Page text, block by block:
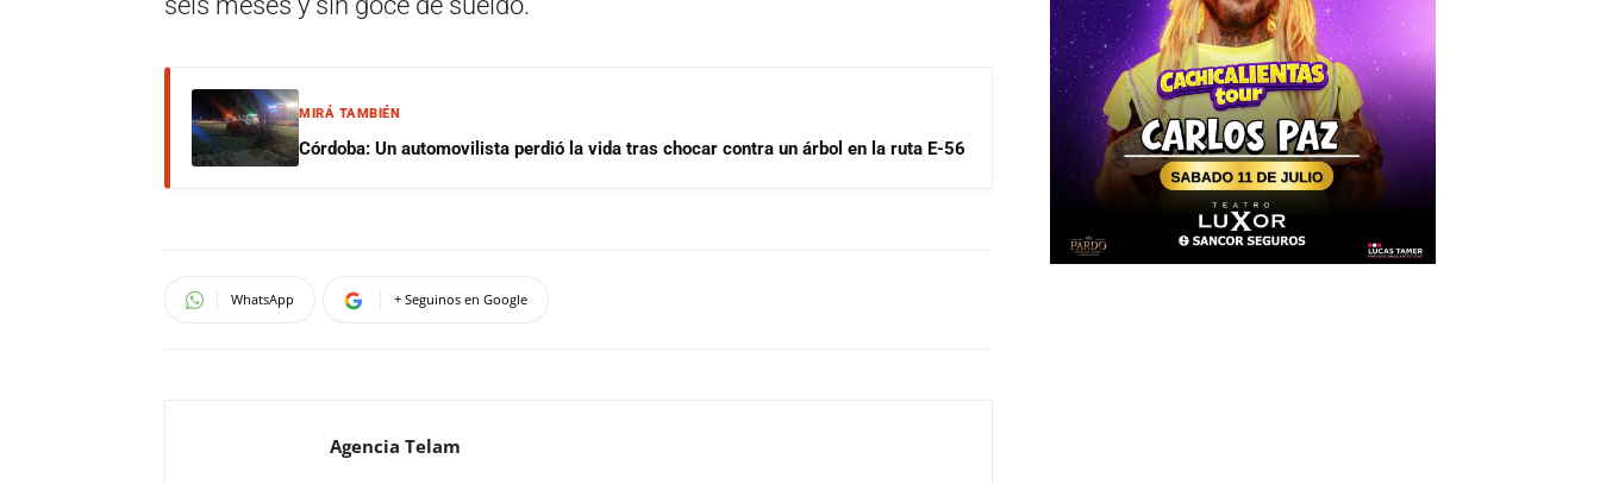
MIRÁ TAMBIÉN
Córdoba: Un automovilista perdió la vida tras chocar contra un árbol en la ruta E-56
WhatsApp + Seguinos en Google
Agencia Telam